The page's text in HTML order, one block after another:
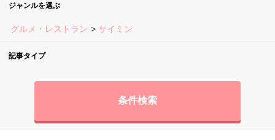
ジャンルを選ぶ
グルメ・レストラン サイミン
記事タイプ
条件検索